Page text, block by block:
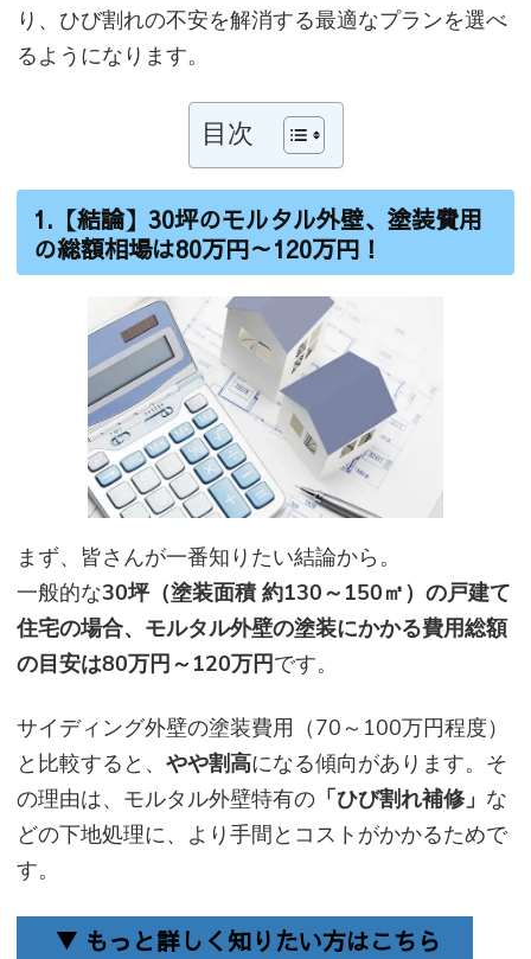
り、ひび割れの不安を解消する最適なプランを選べ
るようになります。
目次
1.【結論】30坪のモルタル外壁、塗装費用
の総額相場は80万円～120万円！
まず、皆さんが一番知りたい結論から。
一般的な30坪（塗装面積 約130～150㎡）の戸建て
住宅の場合、モルタル外壁の塗装にかかる費用総額
の目安は80万円～120万円です。
サイディング外壁の塗装費用（70～100万円程度）
と比較すると、 やや割高になる傾向があります。そ
の理由は、モルタル外壁特有の 「ひび割れ補修」 な
どの下地処理に、より手間とコストがかかるためで
す。
▼ もっと詳しく知りたい方はこちら